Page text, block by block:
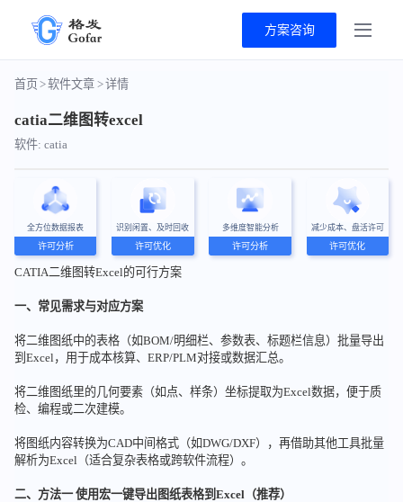
方案咨询
首页>软件文章 >详情
catia二维图转excel
软件: catia
全方位数据报表
许可分析
识别闲置、及时回收
许可优化
多维度智能分析
许可分析
减少成本、盘活许可
许可优化
CATIA二维图转Excel的可行方案
一、常见需求与对应方案
将二维图纸中的表格（如BOM/明细栏、参数表、标题栏信息）批量导出
到Excel，用于成本核算、ERP/PLM对接或数据汇总。
将二维图纸里的几何要素（如点、样条）坐标提取为Excel数据，便于质
检、编程或二次建模。
将图纸内容转换为CAD中间格式（如DWG/DXF），再借助其他工具批量
解析为Excel（适合复杂表格或跨软件流程）。
二、方法一 使用宏一键导出图纸表格到Excel（推荐）